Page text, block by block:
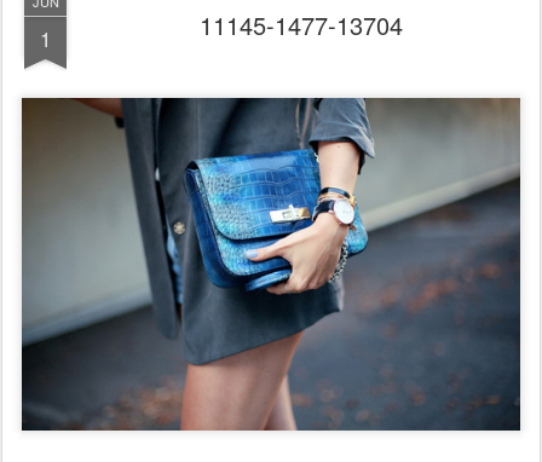
1 11145-1477-13704